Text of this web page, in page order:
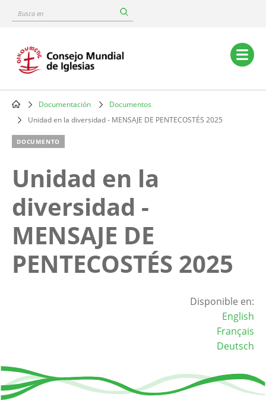
content
Busca
Main
navigation
Breadcrumb
Documentación
Documentos
Unidad en la diversidad - MENSAJE DE PENTECOSTÉS 2025
DOCUMENTO
Unidad en la
diversidad -
MENSAJE DE
PENTECOSTÉS 2025
Disponible en:
English
Français
Deutsch